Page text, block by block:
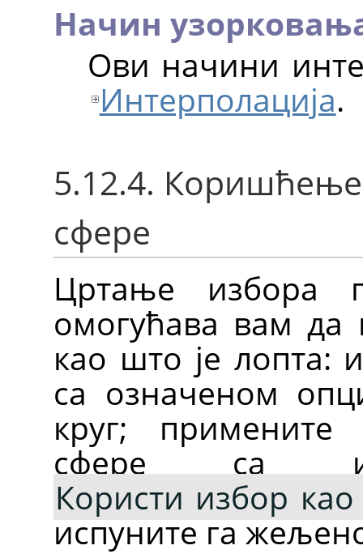
Начин
Ови начини
Интерполација.
5.12.4.
сфере
Цртање избора
омогућава вам да
као што је лопта:
са означеном
круг;
сфере са
Користи избор као
испуните га